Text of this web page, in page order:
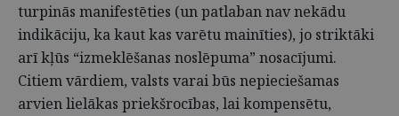
turpinās manifestēties (un patlaban nav nekādu
indikāciju, ka kaut kas varētu mainīties), jo striktāki
arī kļūs “izmeklēšanas noslēpuma” nosacījumi.
Citiem vārdiem, valsts varai būs nepieciešamas
arvien lielākas priekšrocības, lai kompensētu,